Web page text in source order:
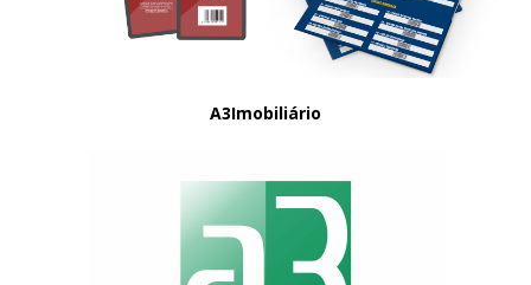
A3Imobiliário